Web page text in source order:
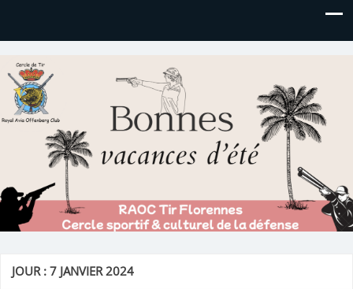
Royal AOC Florennes
Section TIR de l'AVIA
JOUR :7 JANVIER 2024